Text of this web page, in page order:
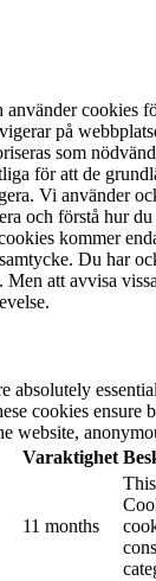
använder cookies
på
som
för att de
Vi använder
och förstå hur
kommer
Du har
Men att avvisa
absolutely
cookies ensure
website,
Varaktighet
11 months